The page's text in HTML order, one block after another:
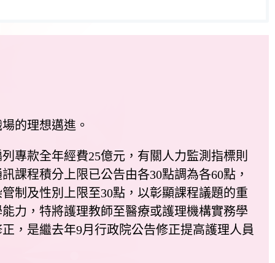
的理想邁進。
款全年經費25億元，有關人力監測指標則
課程積分上限已公告由各30點調為各60點，
制及性別上限至30點，以彰顯課程議題的重
力，特將護理教師至醫療或護理機構實務學
，是繼去年9月行政院公告修正提高護理人員